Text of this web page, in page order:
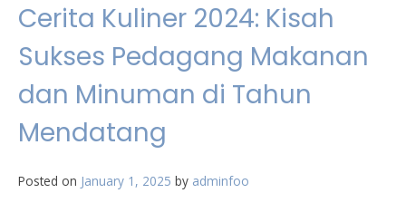
Cerita Kuliner 2024: Kisah
Sukses Pedagang Makanan
dan Minuman di Tahun
Mendatang
Posted on January 1, 2025 by adminfoo